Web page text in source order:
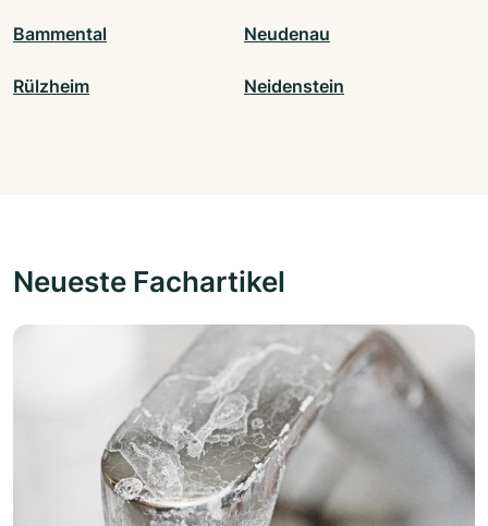
Bammental Neudenau
Rülzheim Neidenstein
Neueste Fachartikel